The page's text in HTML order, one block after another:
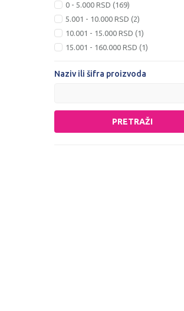
0 - 5.000 RSD (169)
5.001 - 10.000 RSD (2)
10.001 - 15.000 RSD (1)
15.001 - 160.000 RSD (1)
Naziv ili šifra proizvoda
PRETRAŽI